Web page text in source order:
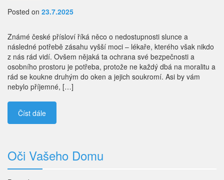
Posted on 23.7.2025
Známé české přísloví říká něco o nedostupnosti slunce a
následné potřebě zásahu vyšší moci – lékaře, kterého však nikdo
z nás rád vidí. Ovšem nějaká ta ochrana své bezpečnosti a
osobního prostoru je potřeba, protože ne každý dbá na moralitu a
rád se koukne druhým do oken a jejich soukromí. Asi by vám
nebylo příjemné, […]
Číst dále
Oči Vašeho Domu